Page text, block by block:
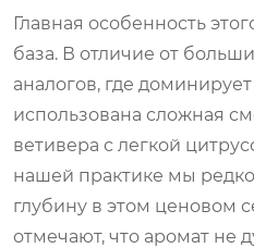
Главная особенность
база. В отличие от
аналогов, где
использована сложная
ветивера с легкой
нашей практике мы
глубину в этом ценовом
отмечают, что аромат не